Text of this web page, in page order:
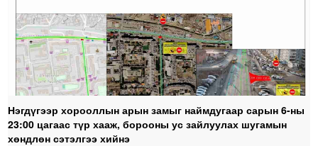
Нэгдүгээр хорооллын арын замыг наймдугаар сарын 6-ны
23:00 цагаас түр хааж, борооны ус зайлуулах шугамын
хөндлөн сэтэлгээ хийнэ